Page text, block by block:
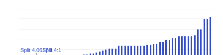
Split 4.0617:1Split 4:1